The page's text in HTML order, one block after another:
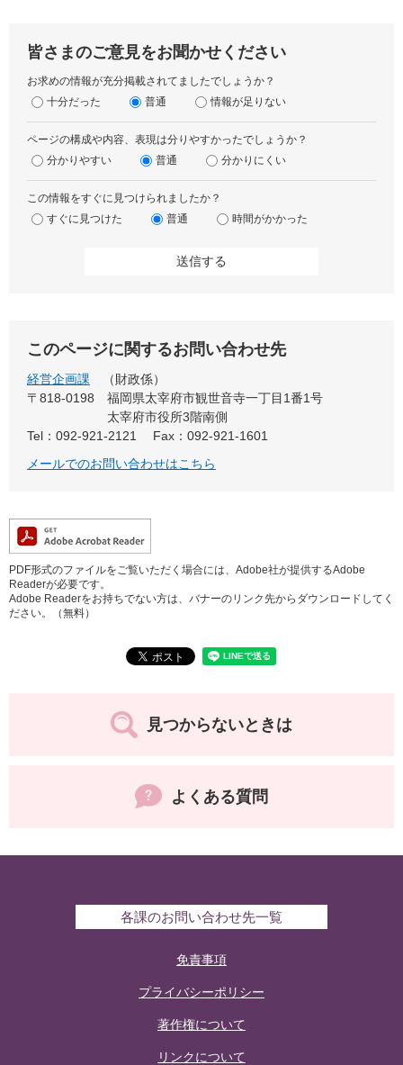
皆さまのご意見をお聞かせください
お求めの情報が充分掲載されてましたでしょうか？
十分だった
普通 情報が足りない
ページの構成や内容、表現は分りやすかったでしょうか？
分かりやすい
普通 分かりにくい
この情報をすぐに見つけられましたか？
すぐに見つけた
普通 時間がかかった
このページに関するお問い合わせ先
経営企画課
財政係
〒818-0198
福岡県太宰府市観世音寺一丁目1番1号
太宰府市役所3階南側
Tel：092-921-2121
Fax：092-921-1601
メールでのお問い合わせはこちら
PDF形式のファイルをご覧いただく場合には、Adobe社が提供するAdobe
Readerが必要です。
Adobe Readerをお持ちでない方は、バナーのリンク先からダウンロードしてく
ださい。（無料）
見つからないときは
よくある質問
各課のお問い合わせ先一覧
免責事項
プライバシーポリシー
著作権について
リンクについて